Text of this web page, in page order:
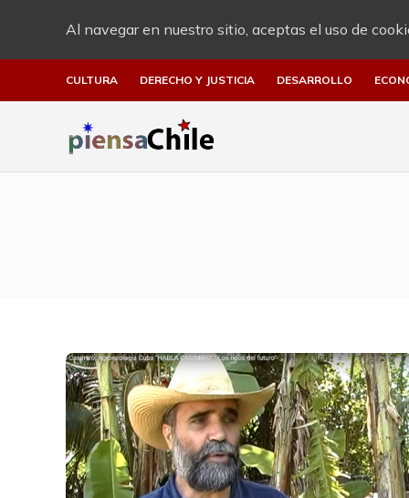
Al navegar en nuestro sitio, aceptas el uso de
CULTURA DERECHO Y JUSTICIA DESARROLLO